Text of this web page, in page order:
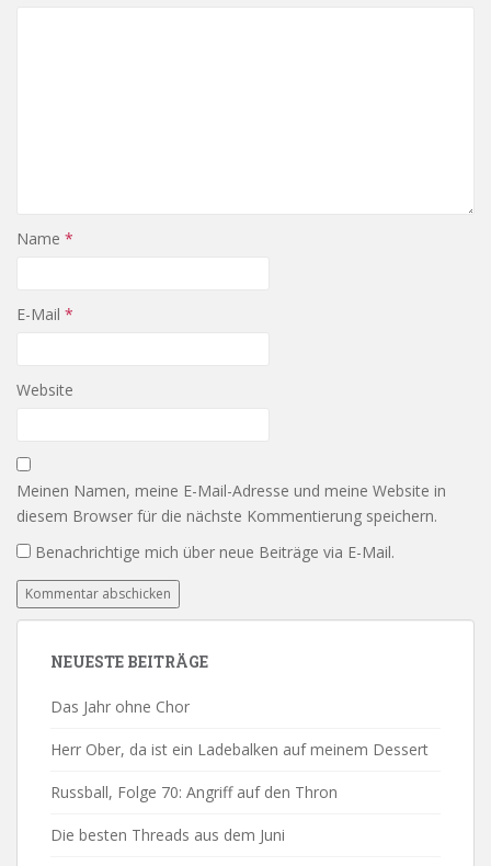
Name *
E-Mail *
Website
Meinen Namen, meine E-Mail-Adresse und meine Website in
diesem Browser für die nächste Kommentierung speichern.
Benachrichtige mich über neue Beiträge via E-Mail.
NEUESTE BEITRÄGE
Das Jahr ohne Chor
Herr Ober, da ist ein Ladebalken auf meinem Dessert
Russball, Folge 70: Angriff auf den Thron
Die besten Threads aus dem Juni